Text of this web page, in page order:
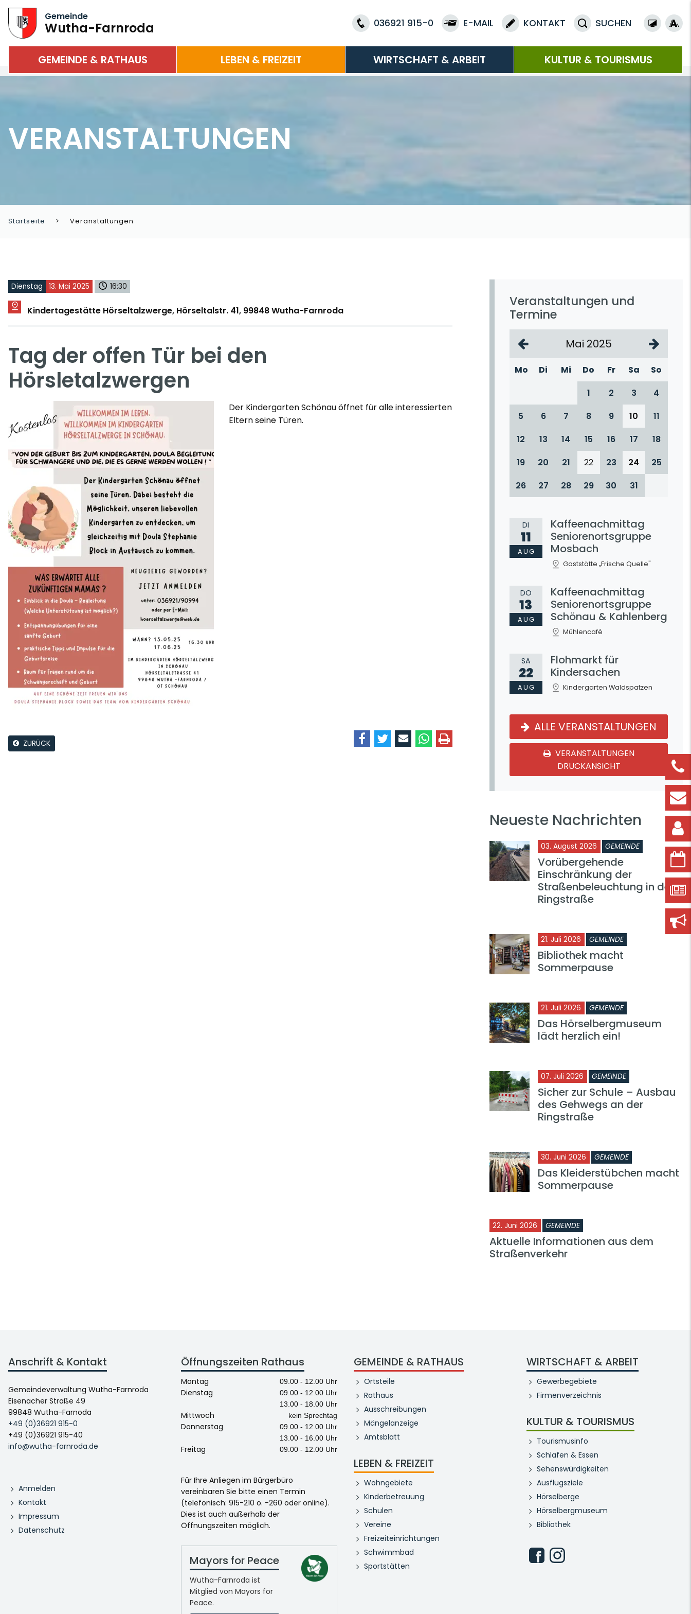
Gemeinde
Wutha-Farnroda 036921 915-0 E-MAIL KONTAKT SUCHEN
GEMEINDE & RATHAUS LEBEN & FREIZEIT WIRTSCHAFT & ARBEIT KULTUR & TOURISMUS
VERANSTALTUNGEN
Startseite Veranstaltungen
Dienstag 13. Mai 2025 16:30
Kindertagestätte Hörseltalzwerge, Hörseltalstr. 41, 99848 Wutha-Farnroda
Tag der offen Tür bei den
Hörsletalzwergen
Der Kindergarten Schönau öffnet für alle interessierten
Eltern seine Türen.
ZURÜCK
Veranstaltungen und
Termine
Mai 2025
Mo Di Mi Do Fr Sa
So
1
2 3
4
5
6 7 8 9 10
11
12
13 14 15 16 17
18
19
20 21 22 23 24
25
26
27 28 29 30 31
DI
11
AUG
Kaffeenachmittag
Seniorenortsgruppe
Mosbach
Gaststätte „Frische Quelle"
DO
13
AUG
Kaffeenachmittag
Seniorenortsgruppe
Schönau & Kahlenberg
Mühlencafé
SA
22
AUG
Flohmarkt für
Kindersachen
Kindergarten Waldspatzen
ALLE VERANSTALTUNGEN
VERANSTALTUNGEN
DRUCKANSICHT
Neueste Nachrichten
03. August 2026 GEMEINDE
Vorübergehende
Einschränkung der
Straßenbeleuchtung in der
Ringstraße
21. Juli 2026 GEMEINDE
Bibliothek macht
Sommerpause
21. Juli 2026 GEMEINDE
Das Hörselbergmuseum
lädt herzlich ein!
07. Juli 2026 GEMEINDE
Sicher zur Schule – Ausbau
des Gehwegs an der
Ringstraße
30. Juni 2026 GEMEINDE
Das Kleiderstübchen macht
Sommerpause
22. Juni 2026 GEMEINDE
Aktuelle Informationen aus dem
Straßenverkehr
Anschrift & Kontakt
Gemeindeverwaltung Wutha-Farnroda
Eisenacher Straße 49
99848 Wutha-Farnoda
+49 (0)36921 915-0
+49 (0)36921 915-40
info@wutha-farnroda.de
Anmelden
Kontakt
Impressum
Datenschutz
Öffnungszeiten Rathaus
Montag 09.00 - 12.00 Uhr
Dienstag
09.00 - 12.00 Uhr
13.00 - 18.00 Uhr
Mittwoch kein Sprechtag
Donnerstag
09.00 - 12.00 Uhr
13.00 - 16.00 Uhr
Freitag 09.00 - 12.00 Uhr
Für Ihre Anliegen im Bürgerbüro
vereinbaren Sie bitte einen Termin
(telefonisch: 915-210 o. -260 oder online).
Dies ist auch außerhalb der
Öffnungszeiten möglich.
Mayors for Peace
Wutha-Farnroda ist
Mitglied von Mayors for
Peace.
GEMEINDE & RATHAUS
Ortsteile
Rathaus
Ausschreibungen
Mängelanzeige
Amtsblatt
LEBEN & FREIZEIT
Wohngebiete
Kinderbetreuung
Schulen
Vereine
Freizeiteinrichtungen
Schwimmbad
Sportstätten
WIRTSCHAFT & ARBEIT
Gewerbegebiete
Firmenverzeichnis
KULTUR & TOURISMUS
Tourismusinfo
Schlafen & Essen
Sehenswürdigkeiten
Ausflugsziele
Hörselberge
Hörselbergmuseum
Bibliothek